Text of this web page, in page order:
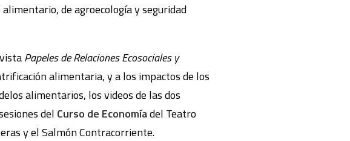
de agroecología y seguridad
Papeles de Relaciones Ecosociales y
alimentaria, y a los impactos de los
alimentarios, los videos de las dos
del Curso de Economíadel Teatro
y el Salmón Contracorriente.